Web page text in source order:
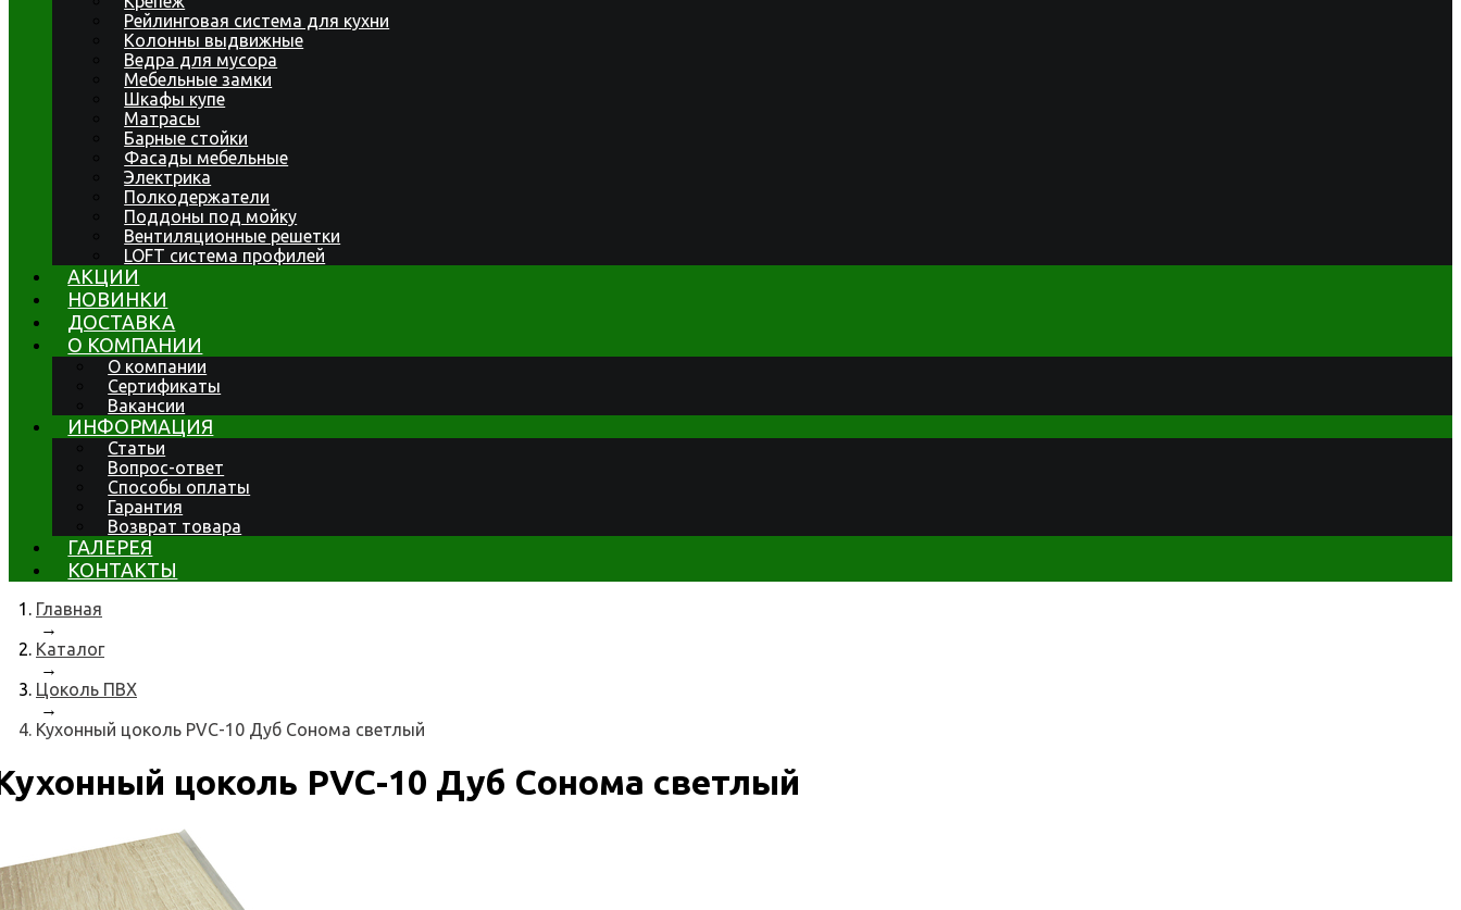
Рейлинговая система для кухни
Колонны выдвижные
Ведра для мусора
Мебельные замки
Шкафы купе
Матрасы
Барные стойки
Фасады мебельные
Электрика
Полкодержатели
Поддоны под мойку
Вентиляционные решетки
LOFT система профилей
АКЦИИ
НОВИНКИ
ДОСТАВКА
О КОМПАНИИ
О компании
Сертификаты
Вакансии
ИНФОРМАЦИЯ
Статьи
Вопрос-ответ
Способы оплаты
Гарантия
Возврат товара
ГАЛЕРЕЯ
КОНТАКТЫ
Главная
→
Каталог
→
Цоколь ПВХ
→
Кухонный цоколь PVC-10 Дуб Сонома светлый
цоколь PVC-10 Дуб Сонома светлый